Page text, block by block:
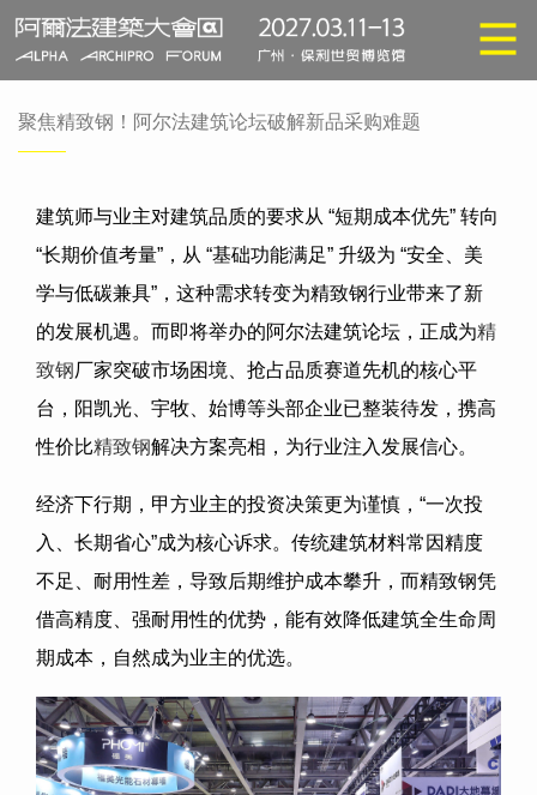
聚焦精致钢！阿尔法建筑论坛破解新品采购难题
建筑师与业主对建筑品质的要求从 “短期成本优先” 转向
“长期价值考量”，从 “基础功能满足” 升级为 “安全、美
学与低碳兼具”，这种需求转变为精致钢行业带来了新
的发展机遇。而即将举办的阿尔法建筑论坛，正成为精
致钢厂家突破市场困境、抢占品质赛道先机的核心平
台，阳凯光、宇牧、始博等头部企业已整装待发，携高
性价比精致钢解决方案亮相，为行业注入发展信心。
经济下行期，甲方业主的投资决策更为谨慎，“一次投
入、长期省心”成为核心诉求。传统建筑材料常因精度
不足、耐用性差，导致后期维护成本攀升，而精致钢凭
借高精度、强耐用性的优势，能有效降低建筑全生命周
期成本，自然成为业主的优选。